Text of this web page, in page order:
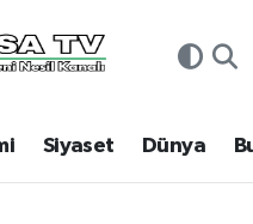
Siyaset Dünya